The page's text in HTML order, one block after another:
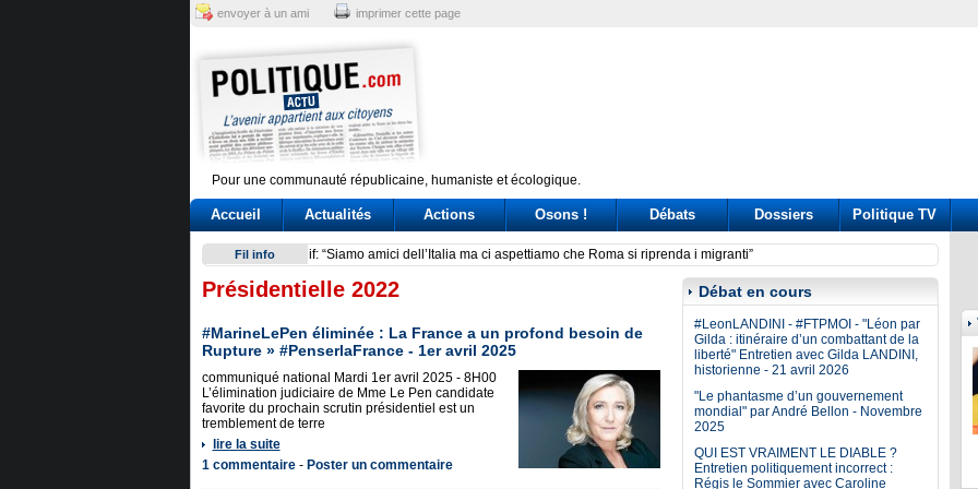
envoyer à un ami imprimer cette page
Pour une communauté républicaine, humaniste et écologique.
Accueil Actualités Actions Osons ! Débats Dossiers Politique TV
Fil info Seif:
Giuseppe Conte, un’«agenda» per la leadership (ma il caso Zampolli non si sgonfia)
Présidentielle 2022
#MarineLePen éliminée : La France a un profond besoin de
Rupture » #PenserlaFrance - 1er avril 2025
communiqué national Mardi 1er avril 2025 - 8H00
L’élimination judiciaire de Mme Le Pen candidate
favorite du prochain scrutin présidentiel est un
tremblement de terre
lire la suite
1 commentaire- Poster un commentaire
Débat en cours
#LeonLANDINI - #FTPMOI - "Léon par
Gilda : itinéraire d’un combattant de la
liberté" Entretien avec Gilda LANDINI,
historienne - 21 avril 2026
"Le phantasme d’un gouvernement
mondial" par André Bellon - Novembre
2025
QUI EST VRAIMENT LE DIABLE ?
Entretien politiquement incorrect :
Régis le Sommier avec Caroline